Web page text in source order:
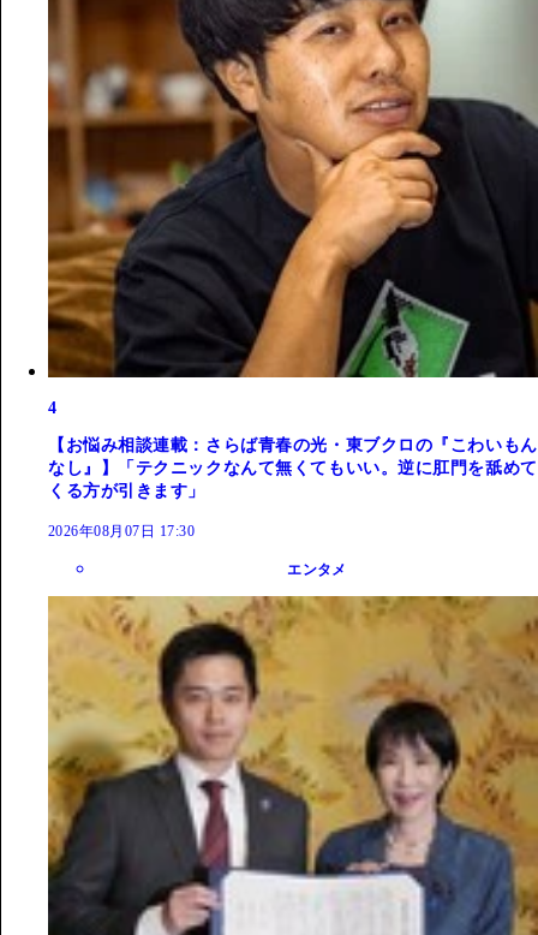
4
【お悩み相談連載：さらば青春の光・東ブクロの『こわいもん
なし』】「テクニックなんて無くてもいい。逆に肛門を舐めて
くる方が引きます」
2026年08月07日 17:30
エンタメ